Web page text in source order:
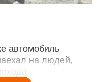
автомобиль
на людей,